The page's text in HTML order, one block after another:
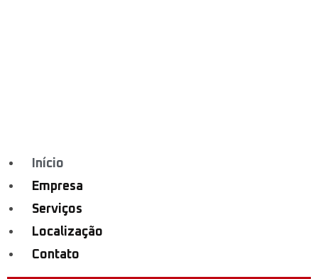
Início
Empresa
Serviços
Localização
Contato